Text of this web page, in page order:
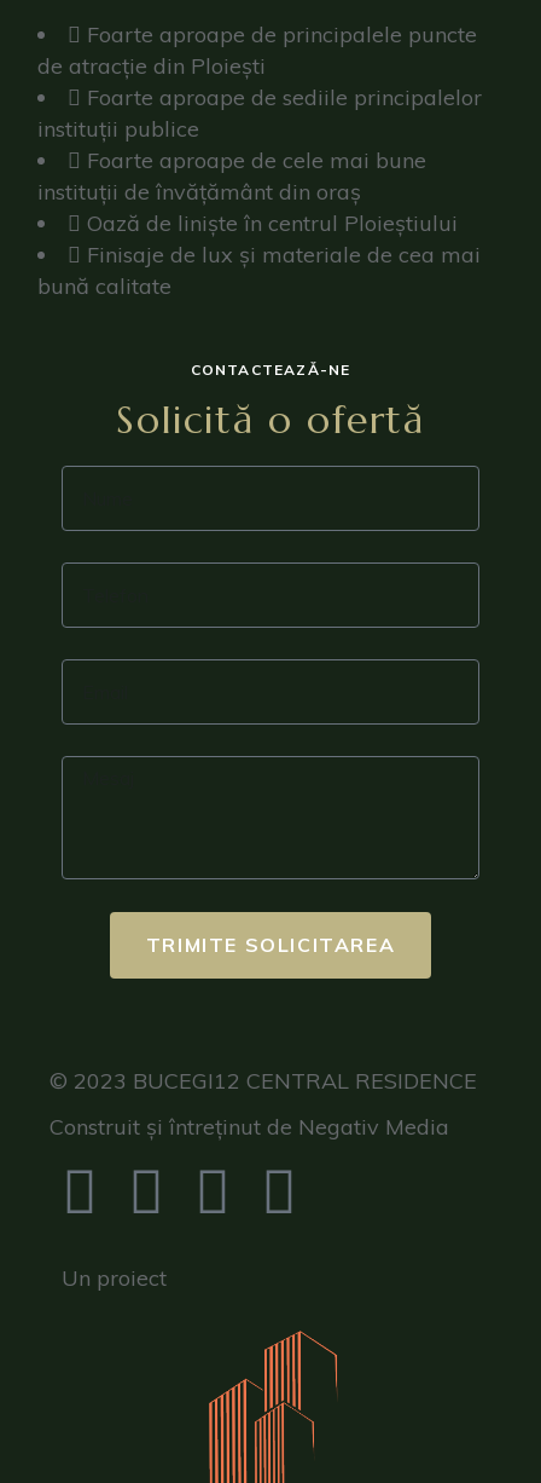
Foarte aproape de principalele puncte
de atracție din Ploiești
Foarte aproape de sediile principalelor
instituții publice
Foarte aproape de cele mai bune
instituții de învățământ din oraș
Oază de liniște în centrul Ploieștiului
Finisaje de lux și materiale de cea mai
bună calitate
CONTACTEAZĂ-NE
Solicită o ofertă
TRIMITE SOLICITAREA
© 2023 BUCEGI12 CENTRAL RESIDENCE
Construit și întreținut de Negativ Media
Un proiect